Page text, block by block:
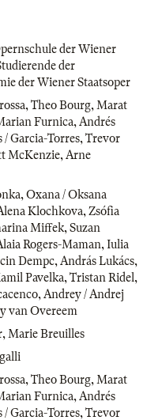
der Wiener
der
der Wiener Staatsoper
, Theo Bourg, Marat
Furnica, Andrés
/ Garcia-Torres, Trevor
McKenzie, Arne
, Oxana / Oksana
Klochkova, Zsófia
Miffek, Suzan
Rogers-Maman, Iulia
Dempc, András Lukács,
Pavelka, Tristan Ridel ,
, Andrey / Andrej
van Overeem
, Marie Breuilles
, Theo Bourg, Marat
Furnica, Andrés
/ Garcia-Torres, Trevor